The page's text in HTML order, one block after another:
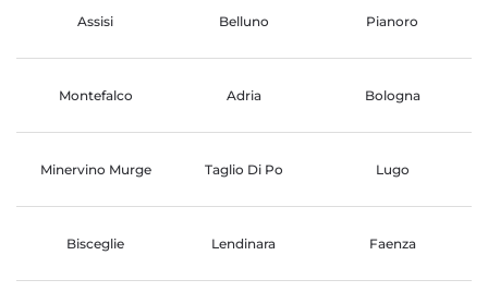
Assisi Belluno Pianoro
Montefalco Adria Bologna
Minervino Murge Taglio Di Po Lugo
Bisceglie Lendinara Faenza